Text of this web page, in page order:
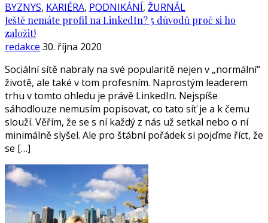
BYZNYS, KARIÉRA, PODNIKÁNÍ, ŽURNÁL
Ještě nemáte profil na LinkedIn? 5 důvodů proč si ho
založit!
redakce 30. října 2020
Sociální sítě nabraly na své popularitě nejen v „normální“
životě, ale také v tom profesním. Naprostým leaderem
trhu v tomto ohledu je právě LinkedIn. Nejspíše
sáhodlouze nemusím popisovat, co tato síť je a k čemu
slouží. Věřím, že se s ní každý z nás už setkal nebo o ní
minimálně slyšel. Ale pro štábní pořádek si pojďme říct, že
se […]